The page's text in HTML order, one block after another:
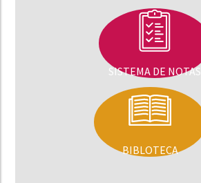
SISTEMA DE NOTAS
BIBLOTECA